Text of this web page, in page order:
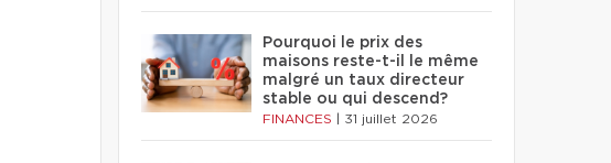
Pourquoi le prix des
maisons reste-t-il le même
malgré un taux directeur
stable ou qui descend?
FINANCES 31 juillet 2026